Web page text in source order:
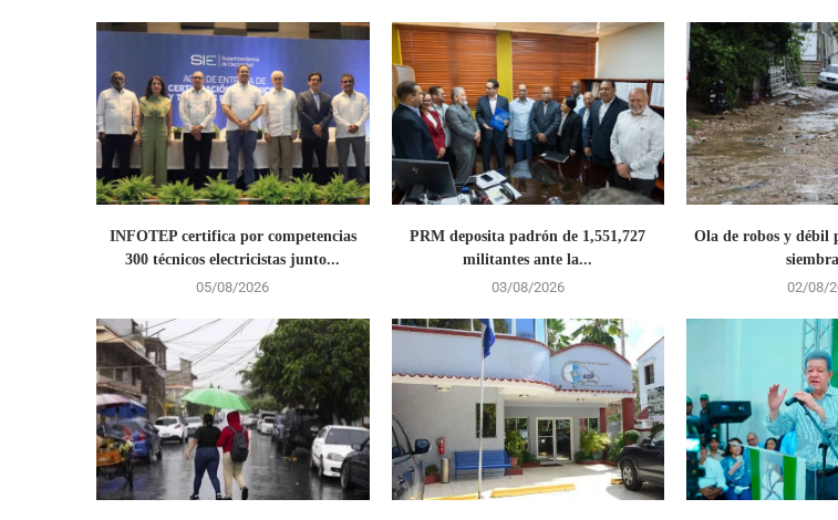
INFOTEP certifica por competencias
300 técnicos electricistas junto...
05/08/2026
PRM deposita padrón de 1,551,727
militantes ante la...
03/08/2026
Ola de robos y débil
02/08/